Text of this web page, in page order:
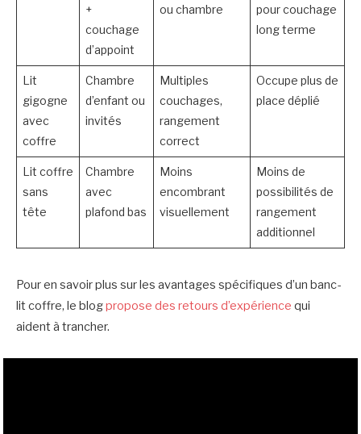
+
couchage
d’appoint
ou chambre
pour couchage
long terme
Lit
gigogne
avec
coffre
Chambre
d’enfant ou
invités
Multiples
couchages,
rangement
correct
Occupe plus de
place déplié
Lit coffre
sans
tête
Chambre
avec
plafond bas
Moins
encombrant
visuellement
Moins de
possibilités de
rangement
additionnel
Pour en savoir plus sur les avantages spécifiques d’un banc-
lit coffre, le blogpropose des retours d’expérience qui
aident à trancher.